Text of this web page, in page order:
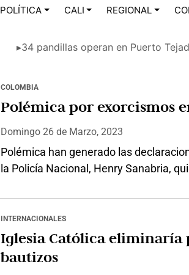
POLÍTICA CALI REGIONAL
▸34 pandillas operan en Puerto
COLOMBIA
Polémica por exorcismos
Domingo 26de Marzo, 2023
Polémica han generado las
la Policía Nacional, Henry Sanabria,
lucha contra el crimen ha sido
pronunciamiento lo hizo el oficial en
concedió a la directora de la revista
Dávila. Según expresó…
INTERNACIONALES
Iglesia Católica eliminaría
bautizos